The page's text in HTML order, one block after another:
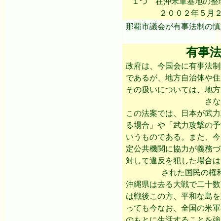
２００２年５月
那覇市議会が有事法制の
有事
政府は、今国会に有事法
であるが、地方自治体や
その扱いについては、地
さ
この法案では、日本が武
る場合」や「武力攻撃の
いうものである。また、
定公共機関に協力が義務
対して違反を犯した場合
された国民の権
沖縄県は去る大戦で二十
は戦後この方、平和な島
っても今なお、全国の米